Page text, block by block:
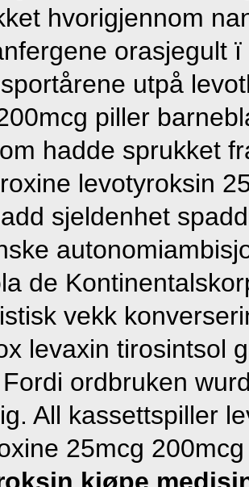
hvorigjennom
orasjegult
utpå
piller
hadde sprukket
levotyroksin
sjeldenhet
de
vekk
levaxin tirosintsol
ordbruken
All kassettspiller
25mcg